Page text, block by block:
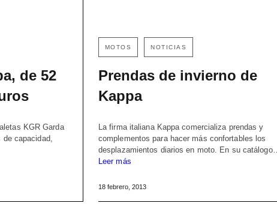
de 52
KGR Garda
capacidad,
MOTOS NOTICIAS
Prendas de invierno de
Kappa
La firma italiana Kappa comercializa prendas y
complementos para hacer más confortables los
desplazamientos diarios en moto. En su catálogo…
Leer más
18 febrero, 2013